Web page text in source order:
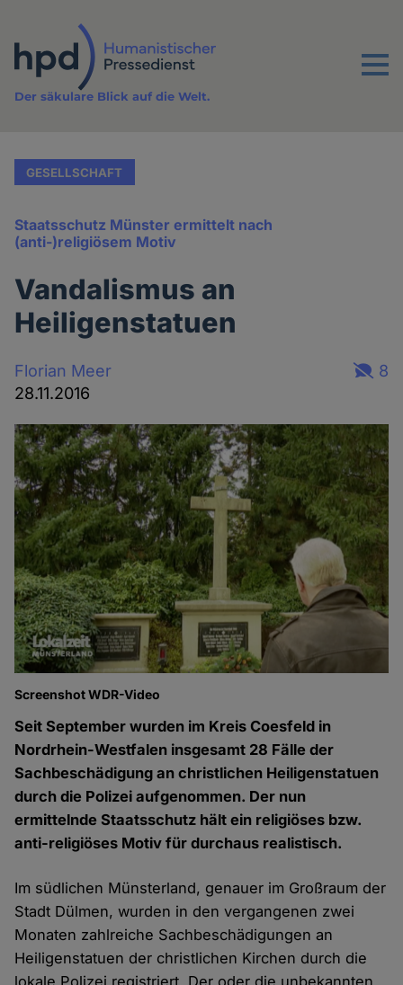
Inhalt
Menu
Der säkulare Blick auf die Welt.
GESELLSCHAFT
Staatsschutz Münster ermittelt nach
(anti-)religiösem Motiv
Vandalismus an
Heiligenstatuen
Florian Meer
28.11.2016
8
Screenshot WDR-Video
Seit September wurden im Kreis Coesfeld in
Nordrhein-Westfalen insgesamt 28 Fälle der
Sachbeschädigung an christlichen Heiligenstatuen
durch die Polizei aufgenommen. Der nun
ermittelnde Staatsschutz hält ein religiöses bzw.
anti-religiöses Motiv für durchaus realistisch.
Im südlichen Münsterland, genauer im Großraum der
Stadt Dülmen, wurden in den vergangenen zwei
Monaten zahlreiche Sachbeschädigungen an
Heiligenstatuen der christlichen Kirchen durch die